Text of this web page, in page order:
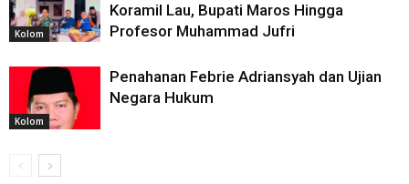
Kolom
Koramil Lau, Bupati Maros Hingga
Profesor Muhammad Jufri
Kolom
Penahanan Febrie Adriansyah dan Ujian
Negara Hukum